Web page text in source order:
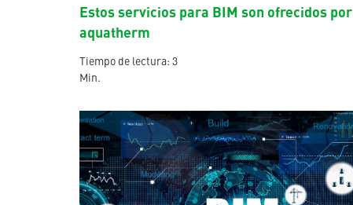
Estos servicios para BIM son ofrecidos por
aquatherm
Tiempo de lectura: 3
Min.